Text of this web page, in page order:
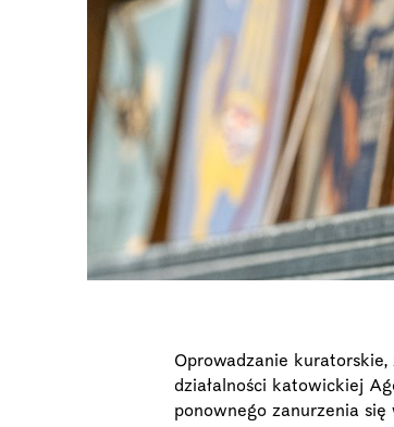
Oprowadzanie
działalności katowickiej
ponownego zanurzenia